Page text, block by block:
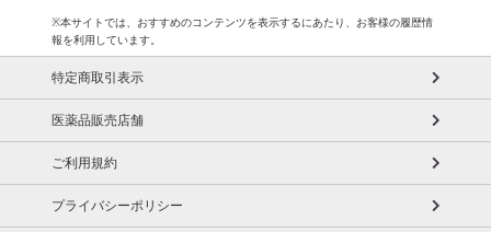
あらかじめご了承いただいた上でお申込みください。なお、本理由
によるお申込み後のキャンセル・返品交換は対応いたしかねます。
【お支払いについて】
※お支払い方法は、電話料金合算払い、クレジットカード払い、dポ
イントがご利用いただけます。
【発送・お届け・商品について】
※お申込み頂きました商品の同梱、お届けの日時指定はいたしかね
※本サイトでは、おすすめのコンテンツを表示するにあたり、お客様の履歴情
報を利用しています。
特定商取引表示
医薬品販売店舗
ご利用規約
プライバシーポリシー